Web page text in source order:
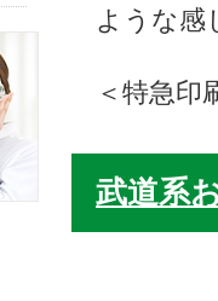
ような感
＜特急印
武道系